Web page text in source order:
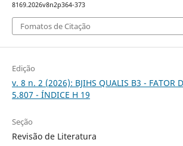
8169.2026v8n2p364-373
Fomatos de Citação
Edição
v. 8 n. 2 (2026): BJIHS QUALIS B3 - FATOR
5.807 - ÍNDICE H 19
Seção
Revisão de Literatura